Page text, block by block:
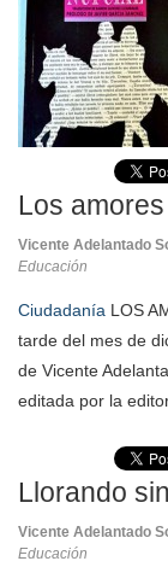
Los
Vicente Adelantado
Educación
Ciudadanía LOS
tarde del mes de
de Vicente
editada por la
Llorando
Vicente Adelantado
Educación